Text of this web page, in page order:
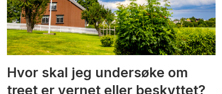
Hvor skal jeg undersøke om
treet er vernet eller beskyttet?